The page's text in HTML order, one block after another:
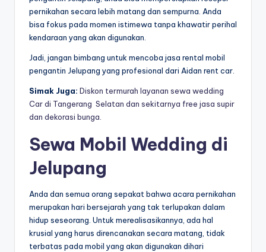
pernikahan secara lebih matang dan sempurna. Anda
bisa fokus pada momen istimewa tanpa khawatir perihal
kendaraan yang akan digunakan.
Jadi, jangan bimbang untuk mencoba jasa rental mobil
pengantin Jelupang yang profesional dari Aidan rent car.
Simak Juga: Diskon termurah layanan sewa wedding
Car di Tangerang Selatan dan sekitarnya free jasa supir
dan dekorasi bunga.
Sewa Mobil Wedding di
Jelupang
Anda dan semua orang sepakat bahwa acara pernikahan
merupakan hari bersejarah yang tak terlupakan dalam
hidup seseorang. Untuk merealisasikannya, ada hal
krusial yang harus direncanakan secara matang, tidak
terbatas pada mobil yang akan digunakan dihari